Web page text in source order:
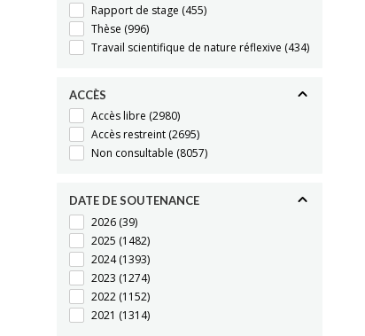
Rapport de stage (455)
Thèse (996)
Travail scientifique de nature réflexive (434)
ACCÈS
Accès libre (2980)
Accès restreint (2695)
Non consultable (8057)
DATE DE SOUTENANCE
2026 (39)
2025 (1482)
2024(1393)
2023 (1274)
2022 (1152)
2021 (1314)